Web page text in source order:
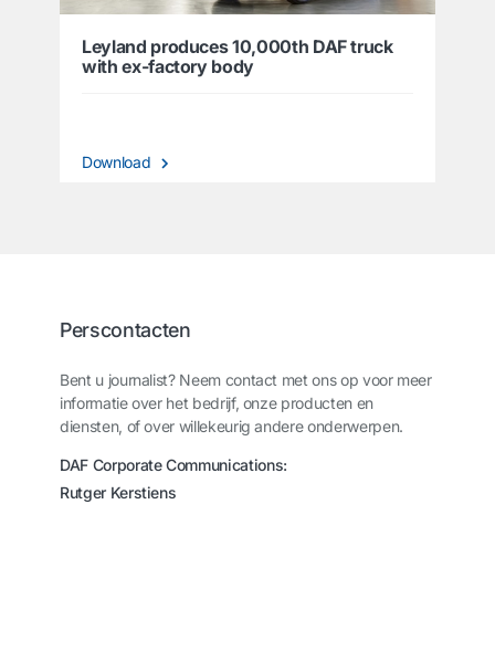
Leyland produces 10,000th DAF truck
with ex-factory body
Download
Perscontacten
Bent u journalist? Neem contact met ons op voor meer
informatie over het bedrijf, onze producten en
diensten, of over willekeurig andere onderwerpen.
DAF Corporate Communications:
Rutger Kerstiens